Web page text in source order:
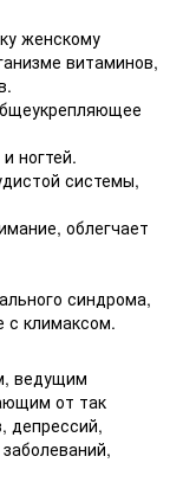
женскому
витаминов,
ногтей.
системы,
облегчает
синдрома,
с климаксом.
ведущим
от так
депрессий,